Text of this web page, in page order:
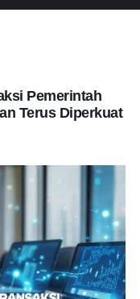
Pemerintah
Terus Diperkuat